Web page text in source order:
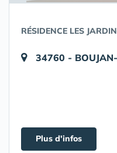
RÉSIDENCE LES
34760 -
Plus d'infos